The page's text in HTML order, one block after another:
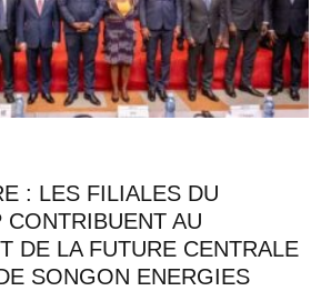
: LES FILIALES DU
CONTRIBUENT AU
DE LA FUTURE CENTRALE
SONGON ENERGIES